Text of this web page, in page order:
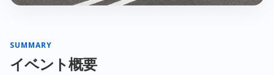
SUMMARY
イベント概要